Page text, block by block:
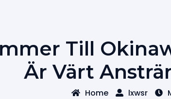
Till
Är Värt
Home lxwsr